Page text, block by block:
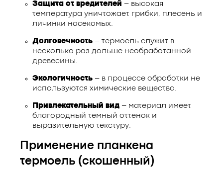
Защита от вредителей
– высокая
температура уничтожает грибки, плесень и
личинки насекомых.
Долговечность – термоель служит в
несколько раз дольше необработанной
древесины.
Экологичность – в процессе обработки не
используются химические вещества.
Привлекательный вид – материал имеет
благородный темный оттенок и
выразительную текстуру.
Применение планкена
термоель (скошенный)